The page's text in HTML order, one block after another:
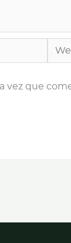
Web
vez que